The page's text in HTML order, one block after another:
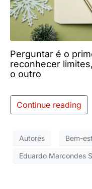
Perguntar é o
reconhecer
o outro
Continue reading
Autores Bem-
Eduardo Marcondes